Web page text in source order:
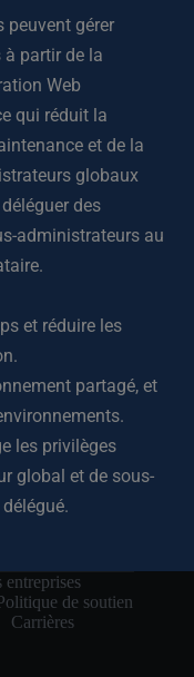
peuvent gérer
partir de la
Web
qui réduit la
et de la
globaux
des
administrateurs au
et réduire les
partagé, et
les privilèges
global et de sous-
entreprises
de soutien
Carrières